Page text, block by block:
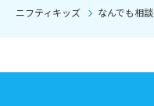
ニフティキッズ なんでも相談